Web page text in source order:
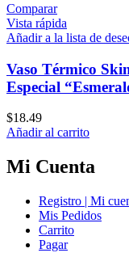
Comparar
Vista rápida
Añadir a la lista de
Vaso Térmico
Especial
$18.49
Añadir al carrito
Mi Cuenta
Registro | Mi
Mis Pedidos
Carrito
Pagar